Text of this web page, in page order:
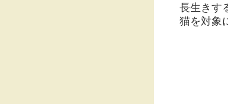
長生きす
猫を対象